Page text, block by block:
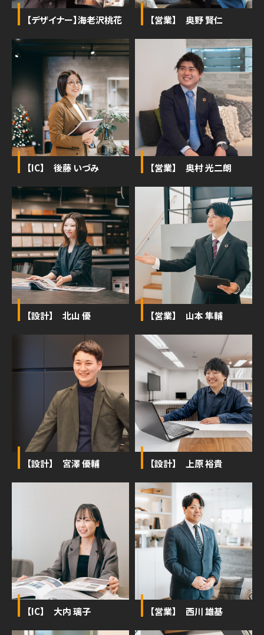
【デザイナー】海老沢桃花 【営業】 奥野 賢仁
【IC】 後藤 いづみ 【営業】 奥村 光二朗
【設計】 北山 優 【営業】 山本 隼輔
【設計】 宮澤 優輔 【設計】 上原 裕貴
【IC】 大内 璃子 【営業】 西川 雄基